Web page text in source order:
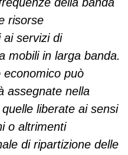
risorse
ai servizi di
mobili in larga banda.
economico può
assegnate nella
liberate ai sensi
o altrimenti
di ripartizione delle